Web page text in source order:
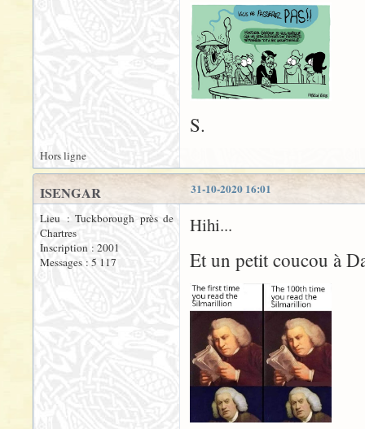
S.
Hors ligne
31-10-2020 16:01
ISENGAR
Lieu : Tuckborough près de
Chartres
Inscription : 2001
Messages : 5 117
Hihi...
Et un petit coucou à